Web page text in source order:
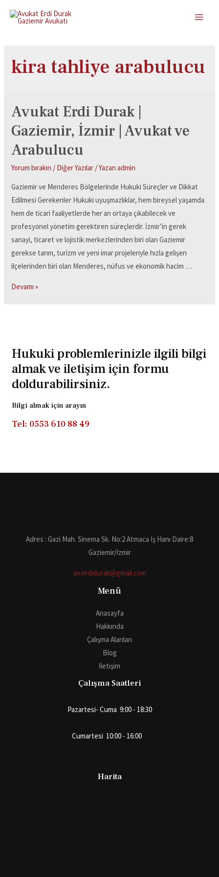
kira tahliye arabulucu
Avukat Erdi Durak |
Gaziemir, İzmir | Avukat ve
Arabulucu
Yorum bırakın / Diğer Yazılar / Yazan admin
Gaziemir ve Menderes Bölgelerinde Hukuki Süreçler ve Dikkat
Edilmesi Gerekenler Hukuki uyuşmazlıklar, hem bireysel yaşamda
hem de ticari faaliyetlerde her an ortaya çıkabilecek ve
profesyonel yönetim gerektiren süreçlerdir. İzmir’in gerek
sanayi, ticaret ve lojistik merkezlerinden biri olan Gaziemir
gerekse tarım, turizm ve yeni imar projeleriyle hızla gelişen
ilçelerinden biri olan Menderes, nüfus ve ekonomik hacim …
Devamı »
Hukuki problemlerinizle ilgili bilgi
almak ve iletişim için formu
doldurabilirsiniz.
Bilgi almak için arayın
Tel: 0553 610 88 49
Adres : Gazi Mah. Sinema Sk. No:2 Atmaca İş Hanı Daire:8
Gaziemir/İzmir
av.erdidurak@gmail.com
Menü
Anasayfa
Hakkında
Çalışma Alanları
Blog
İletişim
Çalışma Saatleri
Pazartesi- Cuma 9:00 - 18:30
Cumartesi 10:00 - 16:00
Harita